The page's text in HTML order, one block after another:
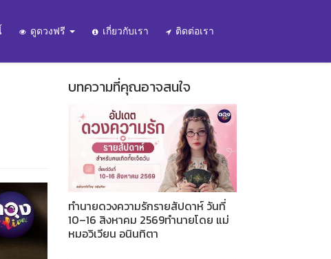
ดูดวงฟรี เกี่ยวกับเรา ติดต่อเรา
บทความที่คุณอาจสนใจ
ทำนายดวงความรักรายสัปดาห์ วันที่
10–16 สิงหาคม 2569ทำนายโดย แม่
หมอวิเวียน อนินทิตา